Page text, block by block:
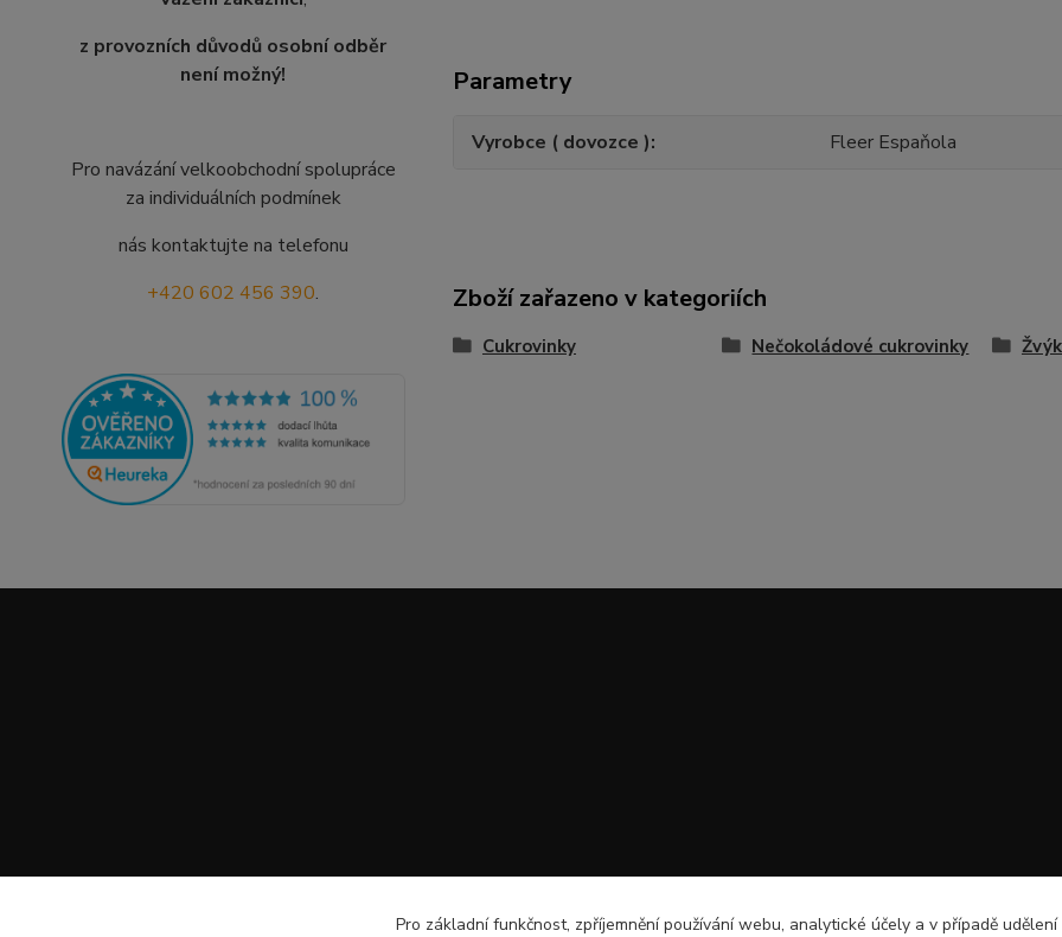
z provozních důvodů osobní odběr
není možný!
Pro navázání velkoobchodní spolupráce
za individuálních podmínek
nás kontaktujte na telefonu
+420 602 456 390.
Parametry
Vyrobce ( dovozce ) Fleer Espaňola
Zboží zařazeno v kategoriích
Cukrovinky Nečokoládové cukrovinky
Pro základní funkčnost, zpříjemnění používání webu, analytické účely a v případě